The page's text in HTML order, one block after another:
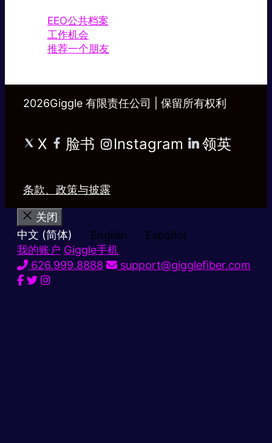
EEO公共档案
工作机会
推荐一个朋友
2026Giggle 有限责任公司 | 保留所有权利
X 脸书 Instagram 领英
条款、政策与披露
关闭
中文 (简体)
English
Español
我的账户 Giggle手机
626.999.8888
support@gigglefiber.com